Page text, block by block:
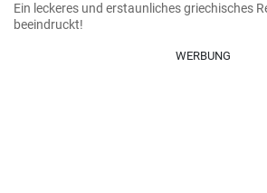
Ein leckeres und erstaunliches griechisches
beeindruckt!
WERBUNG